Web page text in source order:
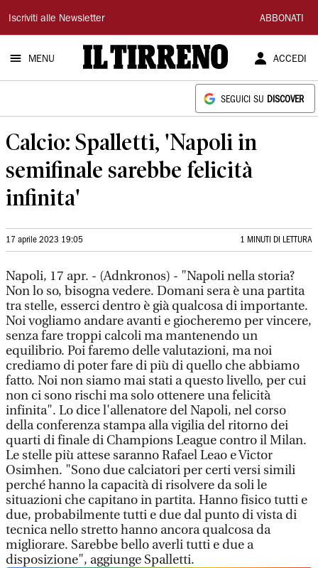
Il
Tirreno
Iscriviti alle Newsletter ABBONATI
MENU ACCEDI
SEGUICI SU DISCOVER
Calcio: Spalletti, 'Napoli in
semifinale sarebbe felicità
infinita'
17 aprile 2023 19:05 1 MINUTI DI LETTURA
Napoli, 17 apr. - (Adnkronos) - "Napoli nella storia?
Non lo so, bisogna vedere. Domani sera è una partita
tra stelle, esserci dentro è già qualcosa di importante.
Noi vogliamo andare avanti e giocheremo per vincere,
senza fare troppi calcoli ma mantenendo un
equilibrio. Poi faremo delle valutazioni, ma noi
crediamo di poter fare di più di quello che abbiamo
fatto. Noi non siamo mai stati a questo livello, per cui
non ci sono rischi ma solo ottenere una felicità
infinita". Lo dice l'allenatore del Napoli, nel corso
della conferenza stampa alla vigilia del ritorno dei
quarti di finale di Champions League contro il Milan.
Le stelle più attese saranno Rafael Leao e Victor
Osimhen. "Sono due calciatori per certi versi simili
perché hanno la capacità di risolvere da soli le
situazioni che capitano in partita. Hanno fisico tutti e
due, probabilmente tutti e due dal punto di vista di
tecnica nello stretto hanno ancora qualcosa da
migliorare. Sarebbe bello averli tutti e due a
disposizione", aggiunge Spalletti.